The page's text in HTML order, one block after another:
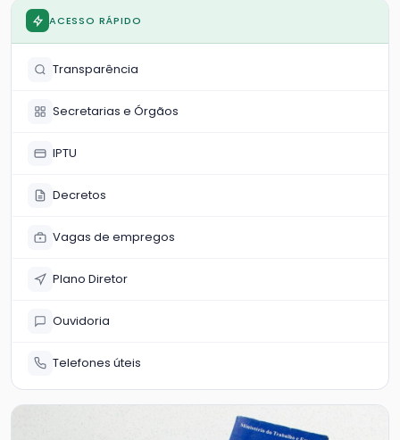
ACESSO RÁPIDO
Transparência
Secretarias e Órgãos
IPTU
Decretos
Vagas de empregos
Plano Diretor
Ouvidoria
Telefones úteis